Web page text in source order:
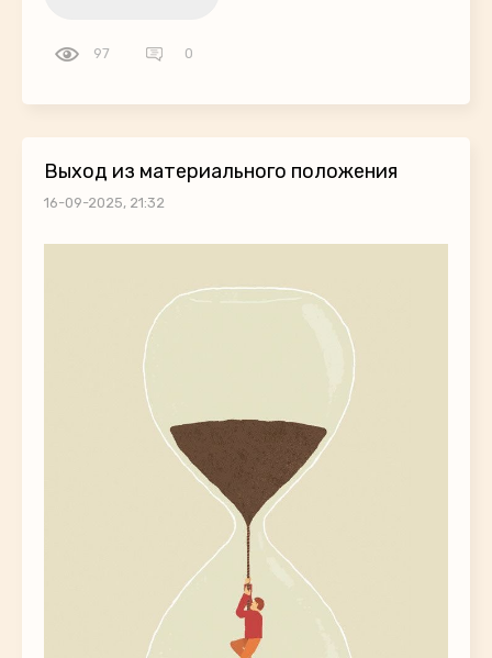
97 0
Выход из материального положения
16-09-2025, 21:32